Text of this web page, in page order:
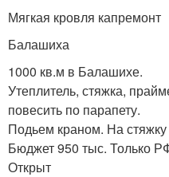
Мягкая кровля капремонт
Балашиха
1000 кв.м в Балашихе.
Утеплитель, стяжка,
повесить по парапету.
Подьем краном. На стяжку
Бюджет 950 тыс. Только
Открыт